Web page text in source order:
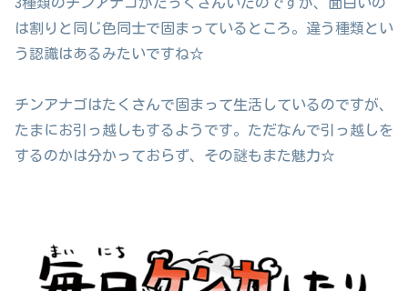
は割りと同じ色同士で固まっているところ。違う種類とい
う認識はあるみたいですね☆
チンアナゴはたくさんで固まって生活しているのですが、
たまにお引っ越しもするようです。ただなんで引っ越しを
するのかは分かっておらず、その謎もまた魅力☆